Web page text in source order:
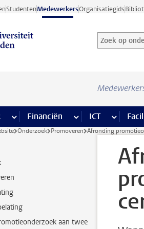
StudentenMedewerkersOrganisatiegids
Zoek op
Zoekterm
meer HR pagina’s
Financiën meer Financiën
ICT meer
Onderzoek Promoveren Afronding
aan twee